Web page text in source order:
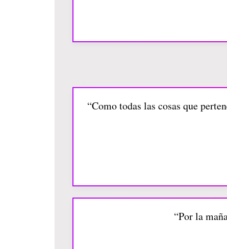
“Como todas las cosas que
“Por la